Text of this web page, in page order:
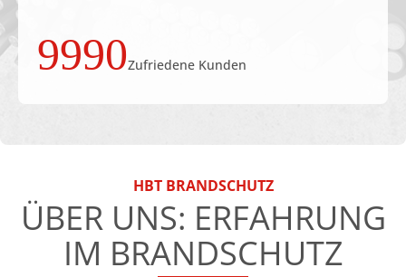
9990Zufriedene Kunden
HBT BRANDSCHUTZ
ÜBER UNS: ERFAHRUNG
IM BRANDSCHUTZ